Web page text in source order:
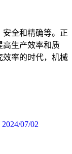
全和精确等。正
高生产效率和质
效率的时代，机械
2024/07/02